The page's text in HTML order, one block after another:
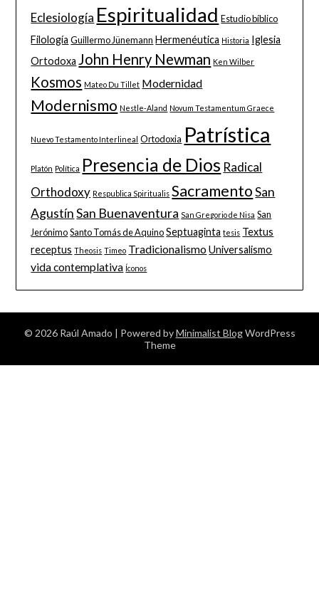
Eclesiología Espiritualidad Estudio bíblico
Filología Guillermo Jünemann Hermenéutica Historia Iglesia
Ortodoxa John Henry Newman Ken Wilber
Kosmos Mateo Du Tillet Modernidad
Modernismo Nestle-Aland Novum Testamentum Graece
Nuevo Testamento Interlineal Ortodoxia Patrística
Platón Política Presencia de Dios Radical
Orthodoxy Respublica Spiritualis Sacramento San
Agustín San Buenaventura San Gregorio de Nisa San
Jerónimo Santo Tomás de Aquino Septuaginta tesis Textus
receptus Theosis Timeo Tradicionalismo Universalismo
vida contemplativa Íconos
© 2026 Raúl Amado | Powered byMinimalist BlogWordPress
Theme